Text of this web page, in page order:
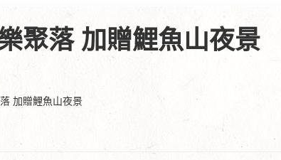
聚落 加贈鯉魚山夜景
加贈鯉魚山夜景